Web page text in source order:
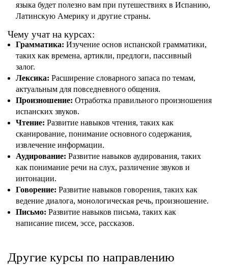
языка будет полезно вам при путешествиях в Испанию,
Латинскую Америку и другие страны.
Чему учат на курсах:
Грамматика: Изучение основ испанской грамматики,
таких как времена, артикли, предлоги, пассивный
залог.
Лексика: Расширение словарного запаса по темам,
актуальным для повседневного общения.
Произношение: Отработка правильного произношения
испанских звуков.
Чтение: Развитие навыков чтения, таких как
сканирование, понимание основного содержания,
извлечение информации.
Аудирование: Развитие навыков аудирования, таких
как понимание речи на слух, различение звуков и
интонации.
Говорение: Развитие навыков говорения, таких как
ведение диалога, монологическая речь, произношение.
Письмо: Развитие навыков письма, таких как
написание писем, эссе, рассказов.
Другие курсы по направлению